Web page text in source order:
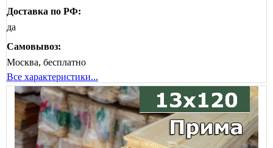
Доставка по РФ:
да
Самовывоз:
Москва, бесплатно
Все характеристики...